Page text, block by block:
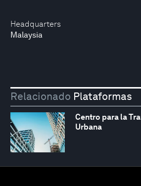
Headquarters
Malaysia
Relacionado Plataformas
Centro para la
Urbana